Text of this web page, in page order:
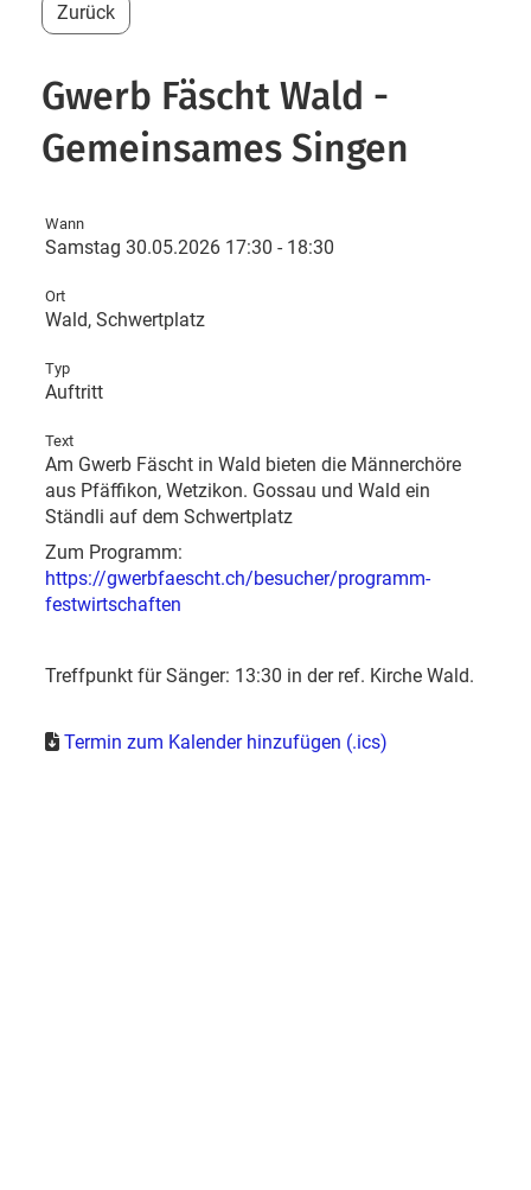
Zurück
Gwerb Fäscht Wald -
Gemeinsames Singen
Wann
Samstag 30.05.2026 17:30 - 18:30
Ort
Wald, Schwertplatz
Typ
Auftritt
Text
Am Gwerb Fäscht in Wald bieten die Männerchöre
aus Pfäffikon, Wetzikon. Gossau und Wald ein
Ständli auf dem Schwertplatz
Zum Programm:
https://gwerbfaescht.ch/besucher/programm-
festwirtschaften
Treffpunkt für Sänger: 13:30 in der ref. Kirche Wald.
Termin zum Kalender hinzufügen (.ics)